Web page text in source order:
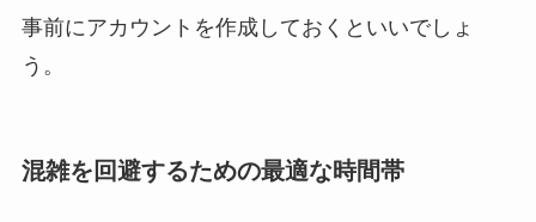
事前にアカウントを作成しておくといいでしょ
う。
混雑を回避するための最適な時間帯